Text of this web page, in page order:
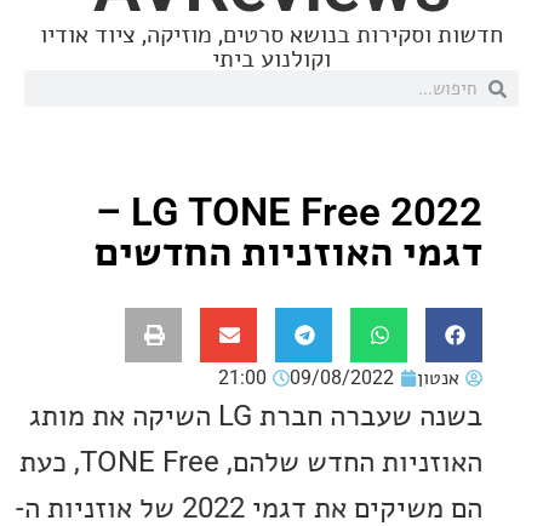
בנושא סרטים, מוזיקה, ציוד אודיו
וקולנוע ביתי
LG TONE Free 2022 –
האוזניות החדשים
09/08/2022
21:00
בשנה שעברה חברת LG השיקה את מותג
האוזניות החדש שלהם, TONE Free, כעת
הם משיקים את דגמי 2022 של אוזניות ה-